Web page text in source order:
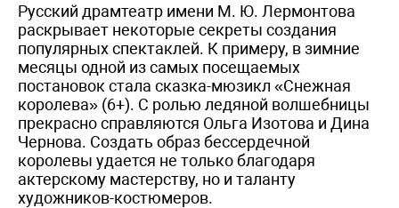
Русский драмтеатр имени М. Ю. Лермонтова
раскрывает некоторые секреты создания
популярных спектаклей. К примеру, в зимние
месяцы одной из самых посещаемых
постановок стала сказка-мюзикл «Снежная
королева» (6+). С ролью ледяной волшебницы
прекрасно справляются Ольга Изотова и Дина
Чернова. Создать образ бессердечной
королевы удается не только благодаря
актерскому мастерству, но и таланту
художников-костюмеров.